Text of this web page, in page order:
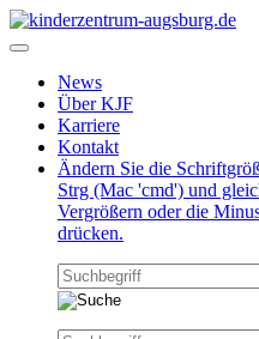
News
Über KJF
Karriere
Kontakt
Ändern Sie die
Strg (Mac 'cmd') und
Vergrößern oder die
drücken.